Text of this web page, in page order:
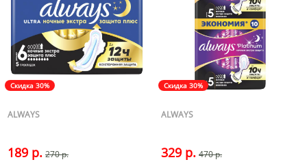
Скидка 30%
ALWAYS
189 р. 270 р.
Скидка 30%
ALWAYS
329 р. 470 р.